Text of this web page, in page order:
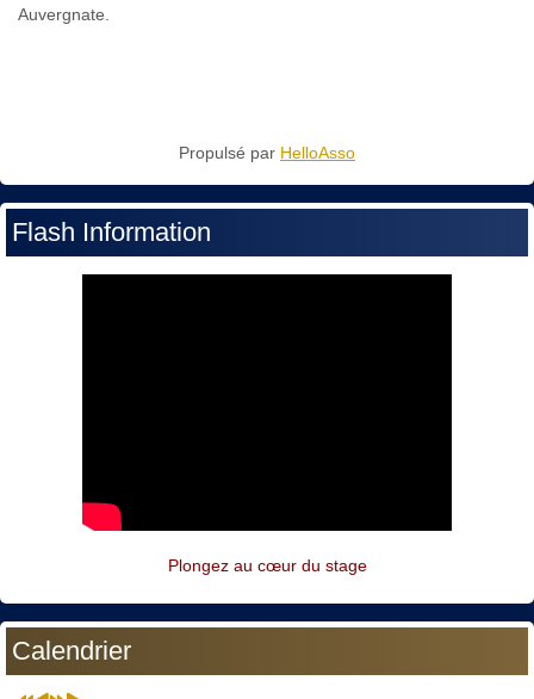
Auvergnate.
Propulsé par HelloAsso
Flash Information
Plongez au cœur du stage
Calendrier